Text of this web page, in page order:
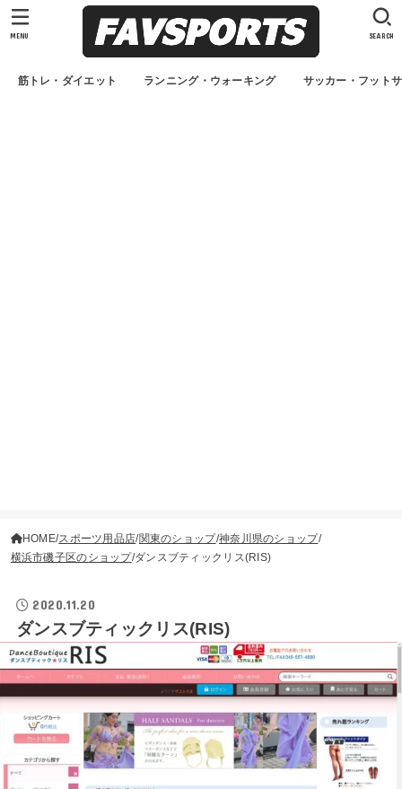
筋トレ・ダイエット ランニング・ウォーキング サッカー・フット
SEARCH
MENU
HOME スポーツ用品店 関東のショップ 神奈川県のショップ
横浜市磯子区のショップ ダンスブティックリス(RIS)
2020.11.20
ダンスブティックリス(RIS)